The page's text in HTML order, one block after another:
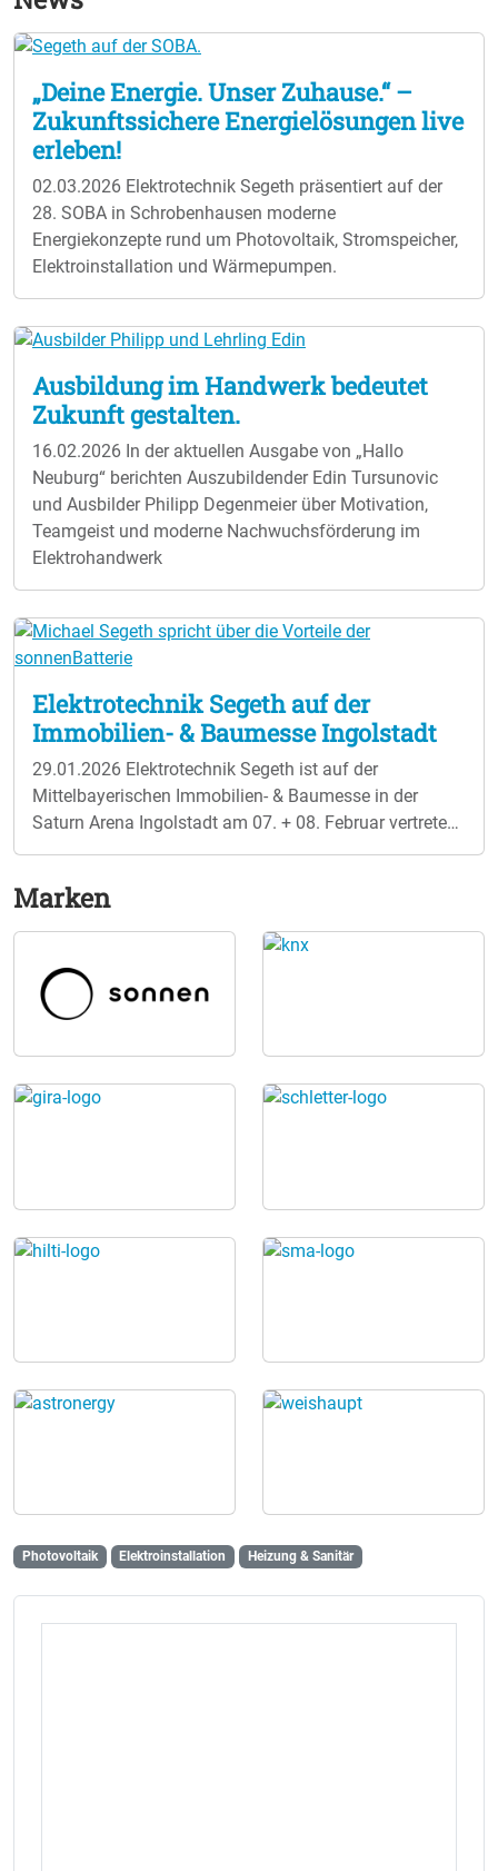
„Deine Energie. Unser Zuhause.“ –
Zukunftssichere Energielösungen live
erleben!
02.03.2026 Elektrotechnik Segeth präsentiert auf der
28. SOBA in Schrobenhausen moderne
Energiekonzepte rund um Photovoltaik, Stromspeicher,
Elektroinstallation und Wärmepumpen.
Ausbildung im Handwerk bedeutet
Zukunft gestalten.
16.02.2026 In der aktuellen Ausgabe von „Hallo
Neuburg“ berichten Auszubildender Edin Tursunovic
und Ausbilder Philipp Degenmeier über Motivation,
Teamgeist und moderne Nachwuchsförderung im
Elektrohandwerk
Elektrotechnik Segeth auf der
Immobilien- & Baumesse Ingolstadt
29.01.2026 Elektrotechnik Segeth ist auf der
Mittelbayerischen Immobilien- & Baumesse in der
Saturn Arena Ingolstadt am 07. + 08. Februar vertreten.
An zwei Messetagen dreht sich alles um Bauen und
Energiesparen und moderne Haustechnik. Ein
besonderer Schwerpunkt liegt auf Photovoltaik,
Stromspeichern, Wärmepumpen und energetischer
Sanierung. Ergänzt wird die Messe durch ein
informatives Vortragsprogramm für Bauherren,
Vortrag: Alles rund um Photovoltaik Samstag &
Sonntag hält Sebastian Segeth jeweils ab 13:00 Uhr
Weiterbetrieb von Photovoltaik-Altanlagen nach 20
Marken
Photovoltaik Elektroinstallation Heizung & Sanitär